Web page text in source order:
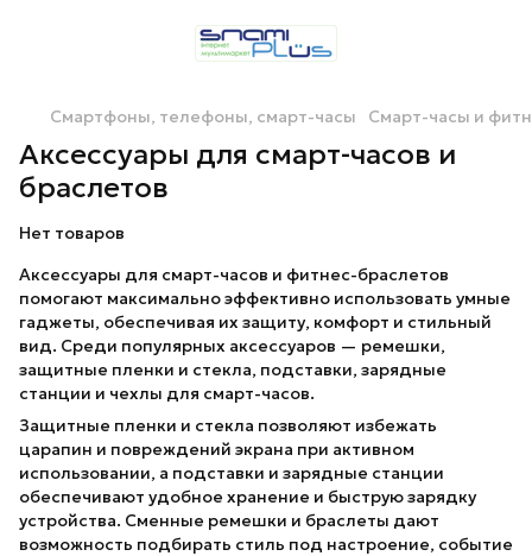
Смартфоны, телефоны, смарт-часы Смарт-часы и
Аксессуары для смарт-часов и
браслетов
Нет товаров
Аксессуары для смарт-часов и фитнес-браслетов
помогают максимально эффективно использовать умные
гаджеты, обеспечивая их защиту, комфорт и стильный
вид. Среди популярных аксессуаров — ремешки,
защитные пленки и стекла, подставки, зарядные
станции и чехлы для смарт-часов.
Защитные пленки и стекла позволяют избежать
царапин и повреждений экрана при активном
использовании, а подставки и зарядные станции
обеспечивают удобное хранение и быструю зарядку
устройства. Сменные ремешки и браслеты дают
возможность подбирать стиль под настроение, событие